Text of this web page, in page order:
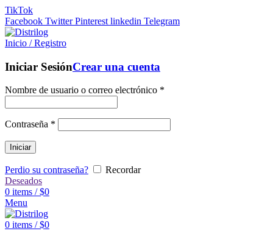
TikTok
Facebook Twitter Pinterest linkedin Telegram
Inicio / Registro
Iniciar SesiónCrear una cuenta
Nombre de usuario o correo electrónico *
Contraseña *
Iniciar
Perdio su contraseña?
Recordar
Deseados
0 items / $0
Menu
0 items / $0